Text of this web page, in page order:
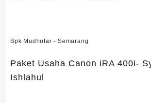
Bpk Mudhofar - Semarang
Paket Usaha Canon iRA 400i-
Ishlahul